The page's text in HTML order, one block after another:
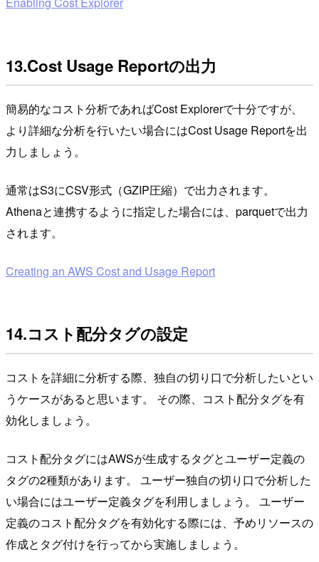
13.Cost Usage Reportの出力
簡易的なコスト分析であればCost Explorerで十分ですが、
より詳細な分析を行いたい場合にはCost Usage Reportを出
力しましょう。
通常はS3にCSV形式（GZIP圧縮）で出力されます。
Athenaと連携するように指定した場合には、parquetで出力
されます。
Creating an AWS Cost and Usage Report
14.コスト配分タグの設定
コストを詳細に分析する際、独自の切り口で分析したいとい
うケースがあると思います。 その際、コスト配分タグを有
効化しましょう。
コスト配分タグにはAWSが生成するタグとユーザー定義の
タグの2種類があります。 ユーザー独自の切り口で分析した
い場合にはユーザー定義タグを利用しましょう。 ユーザー
定義のコスト配分タグを有効化する際には、予めリソースの
作成とタグ付けを行ってから実施しましょう。